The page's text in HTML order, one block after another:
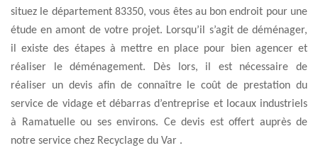
situez le département 83350, vous êtes au bon endroit pour une
étude en amont de votre projet. Lorsqu’il s’agit de déménager,
il existe des étapes à mettre en place pour bien agencer et
réaliser le déménagement. Dès lors, il est nécessaire de
réaliser un devis afin de connaître le coût de prestation du
service de vidage et débarras d’entreprise et locaux industriels
à Ramatuelle ou ses environs. Ce devis est offert auprès de
notre service chez Recyclage du Var .